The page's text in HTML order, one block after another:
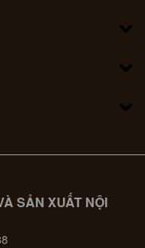
SẢN XUẤT NỘI